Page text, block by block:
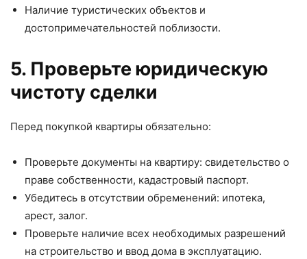
Наличие туристических объектов и
достопримечательностей поблизости.
5. Проверьте юридическую
чистоту сделки
Перед покупкой квартиры обязательно:
Проверьте документы на квартиру: свидетельство о
праве собственности, кадастровый паспорт.
Убедитесь в отсутствии обременений: ипотека,
арест, залог.
Проверьте наличие всех необходимых разрешений
на строительство и ввод дома в эксплуатацию.